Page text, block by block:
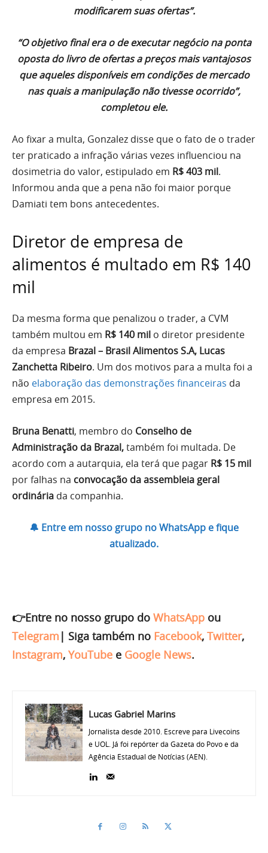
modificarem suas ofertas”.
“O objetivo final era o de executar negócio na ponta
oposta do livro de ofertas a preços mais vantajosos
que aqueles disponíveis em condições de mercado
nas quais a manipulação não tivesse ocorrido”,
completou ele.
Ao fixar a multa, Gonzalez disse que o fato de o trader
ter praticado a infração várias vezes influenciou na
dosimetria do valor, estipulado em R$ 403 mil.
Informou anda que a pena não foi maior porque
Damiati tem bons antecedentes.
Diretor de empresa de
alimentos é multado em R$ 140
mil
Da mesma forma que penalizou o trader, a CVM
também multou em R$ 140 mil o diretor presidente
da empresa Brazal – Brasil Alimentos S.A, Lucas
Zanchetta Ribeiro. Um dos motivos para a multa foi a
não elaboração das demonstrações financeiras da
empresa em 2015.
Bruna Benatti, membro do Conselho de
Administração da Brazal,também foi multada. De
acordo com a autarquia, ela terá que pagar R$ 15 mil
por falhas na convocação da assembleia geral
ordinária da companhia.
🔔 Entre em nosso grupo no WhatsApp e fique
atualizado.
👉Entre no nosso grupo do WhatsApp ou
Telegram | Siga também no Facebook, Twitter,
Instagram, YouTube e Google News.
Lucas Gabriel Marins
Jornalista desde 2010. Escreve para Livecoins
e UOL. Já foi repórter da Gazeta do Povo e da
Agência Estadual de Notícias (AEN).